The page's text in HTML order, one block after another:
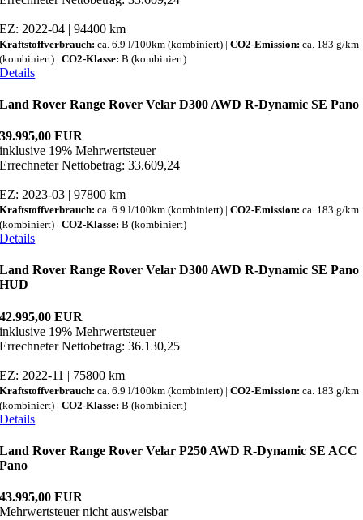
EZ: 2022-04 | 94400 km
Kraftstoffverbrauch:ca. 6.9 l/100km (kombiniert) |CO2-Emission:ca. 183 g/km
(kombiniert) |CO2-Klasse:B (kombiniert)
Details
Land Rover Range Rover Velar D300 AWD R-Dynamic SE Pano
39.995,00 EUR
inklusive 19% Mehrwertsteuer
Errechneter Nettobetrag: 33.609,24
EZ: 2023-03 | 97800 km
Kraftstoffverbrauch:ca. 6.9 l/100km (kombiniert) |CO2-Emission:ca. 183 g/km
(kombiniert) |CO2-Klasse:B (kombiniert)
Details
Land Rover Range Rover Velar D300 AWD R-Dynamic SE Pano
HUD
42.995,00 EUR
inklusive 19% Mehrwertsteuer
Errechneter Nettobetrag: 36.130,25
EZ: 2022-11 | 75800 km
Kraftstoffverbrauch:ca. 6.9 l/100km (kombiniert) |CO2-Emission:ca. 183 g/km
(kombiniert) |CO2-Klasse:B (kombiniert)
Details
Land Rover Range Rover Velar P250 AWD R-Dynamic SE ACC
Pano
43.995,00 EUR
Mehrwertsteuer nicht ausweisbar